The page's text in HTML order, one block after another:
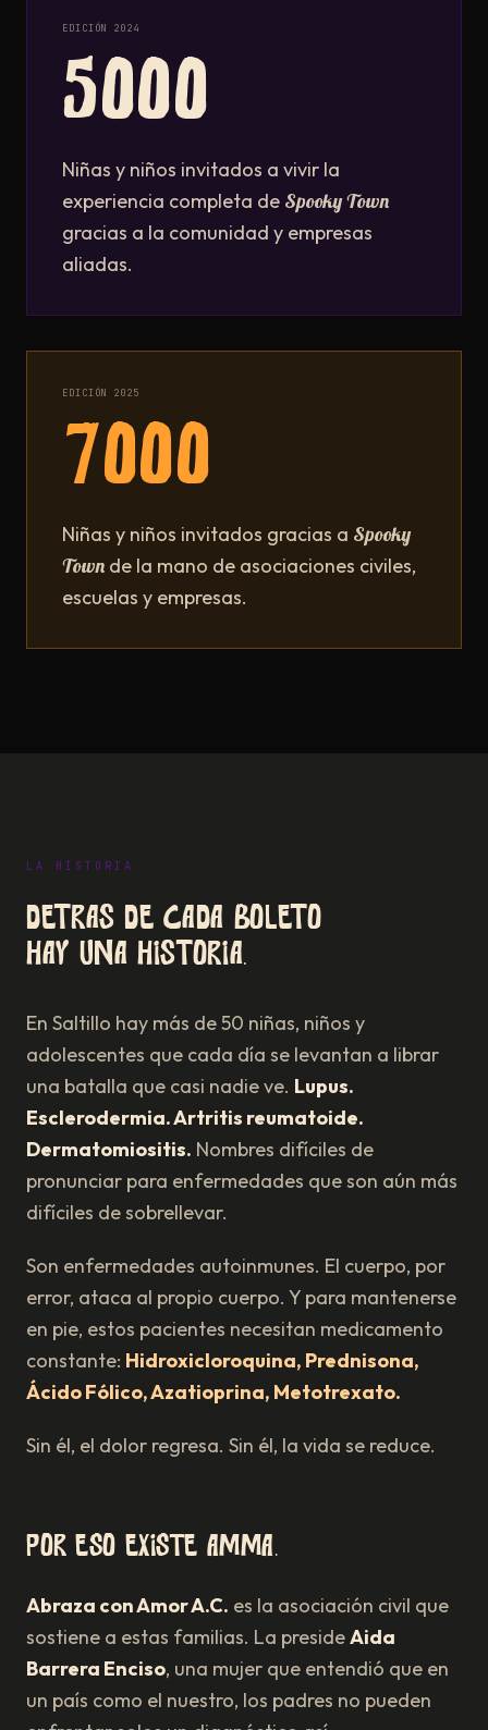
EDICIÓN 2024
5000
Niñas y niños invitados a vivir la
experiencia completa de Spooky Town
gracias a la comunidad y empresas
aliadas.
EDICIÓN 2025
7000
Niñas y niños invitados gracias a Spooky
Town de la mano de asociaciones civiles,
escuelas y empresas.
LA HISTORIA
Detrás de cada boleto
hay una historia.
En Saltillo hay más de 50 niñas, niños y
adolescentes que cada día se levantan a librar
una batalla que casi nadie ve. Lupus.
Esclerodermia. Artritis reumatoide.
Dermatomiositis. Nombres difíciles de
pronunciar para enfermedades que son aún más
difíciles de sobrellevar.
Son enfermedades autoinmunes. El cuerpo, por
error, ataca al propio cuerpo. Y para mantenerse
en pie, estos pacientes necesitan medicamento
constante: Hidroxicloroquina, Prednisona,
Ácido Fólico, Azatioprina, Metotrexato.
Sin él, el dolor regresa. Sin él, la vida se reduce.
Por eso existe AMMA.
Abraza con Amor A.C. es la asociación civil que
sostiene a estas familias. La presideAida
Barrera Enciso, una mujer que entendió que en
un país como el nuestro, los padres no pueden